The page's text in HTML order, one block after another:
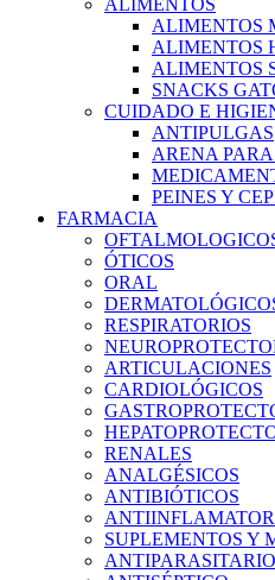
ALIMENTOS
ALIMENTOS
ALIMENTOS
SNACKS
CUIDADO E
ANTIPULGAS
ARENA PARA
PEINES Y
FARMACIA
ÓTICOS
ORAL
RESPIRATORIOS
ARTICULACIONES
CARDIOLÓGICOS
RENALES
ANALGÉSICOS
ANTIBIÓTICOS
SUPLEMENTOS Y